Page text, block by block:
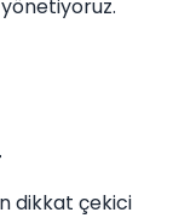
dikkat çekici